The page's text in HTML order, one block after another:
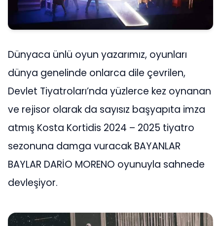
Dünyaca ünlü oyun yazarımız, oyunları
dünya genelinde onlarca dile çevrilen,
Devlet Tiyatroları’nda yüzlerce kez oynanan
ve rejisor olarak da sayısız başyapıta imza
atmış Kosta Kortidis 2024 – 2025 tiyatro
sezonuna damga vuracak BAYANLAR
BAYLAR DARİO MORENO oyunuyla sahnede
devleşiyor.